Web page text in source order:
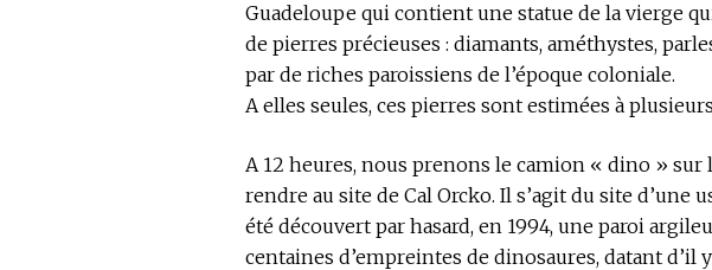
Guadeloupe qui contient une statue de la vierge
de pierres précieuses : diamants, améthystes,
par de riches paroissiens de l’époque coloniale.
A elles seules, ces pierres sont estimées à
A 12 heures, nous prenons le camion « dino » sur
rendre au site de Cal Orcko. Il s’agit du site d’une
été découvert par hasard, en 1994, une paroi
centaines d’empreintes de dinosaures, datant d’il